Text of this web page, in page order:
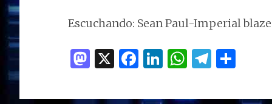
Escuchando: Sean Paul-Imperial blaze
M
to
X F
ce
Li
k
W
at
T
e m